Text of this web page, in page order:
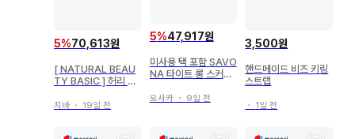
5%70,613원
[ NATURAL BEAU
TY BASIC ] 허리 조
스커트
지바 ・ 19일 전
5%47,917원
미사용 택 포함 SAVO
NA 타이트 롱 스커트
오사카・ 9일 전
3,500원
핸드메이드 비즈 키링
스트랩
・ 1일 전